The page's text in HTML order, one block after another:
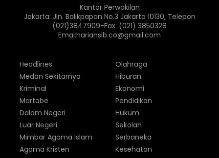
Kantor Perwakilan
Jakarta: Jln. Balikpapan No.3 Jakarta 10130, Telepon
(021)3847909-Fax: (021) 3850328
Emai:hariansib.co@gmail.com
Headlines
Medan Sekitarnya
Kriminal
Martabe
Dalam Negeri
Luar Negeri
Olahraga
Hiburan
Ekonomi
Pendidikan
Hukum
Sekolah
Mimbar Agama Islam
Agama Kristen
Serbaneka
Kesehatan